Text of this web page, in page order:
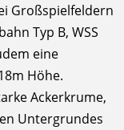
Großspielfeldern
Typ B, WSS
eine
Höhe.
Ackerkrume,
Untergrundes